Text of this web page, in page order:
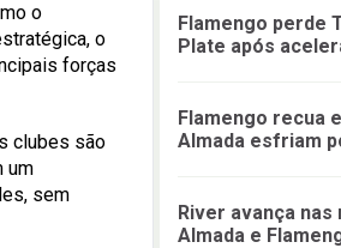
o
o
forças
clubes são
um
sem
Flamengo perde
Plate após
Flamengo recua
Almada esfriam
River avança
Almada e